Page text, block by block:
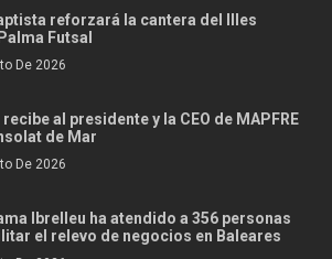
reforzará la cantera del Illes
Futsal
De 2026
al presidente y la CEO de MAPFRE
de Mar
De 2026
Ibrelleu ha atendido a 356 personas
el relevo de negocios en Baleares